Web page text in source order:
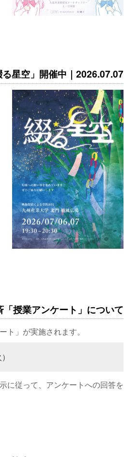
星空」開催中｜2026.07.07
「授業アンケート」について
ト」が実施されます。
に従って、アンケートへの回答を